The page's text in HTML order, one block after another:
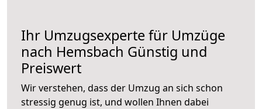
Ihr Umzugsexperte für Umzüge
nach Hemsbach Günstig und
Preiswert
Wir verstehen, dass der Umzug an sich schon
stressig genug ist, und wollen Ihnen dabei